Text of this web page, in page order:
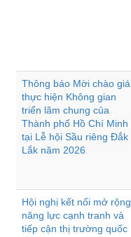
Thông báo Mời chào giá
thực hiện Không gian
triển lãm chung của
Thành phố Hồ Chí Minh
tại Lễ hội Sầu riêng Đắk
Lắk năm 2026
Hội nghị kết nối mở rộng
năng lực cạnh tranh và
tiếp cận thị trường quốc